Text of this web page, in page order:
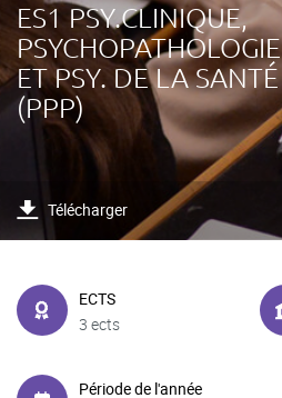
ES1 PSY.CLINIQUE,
PSYCHOPATHOLOGIE
ET PSY. DE LA SANTÉ
(PPP)
Télécharger
ECTS
3 ects
Période de l'année